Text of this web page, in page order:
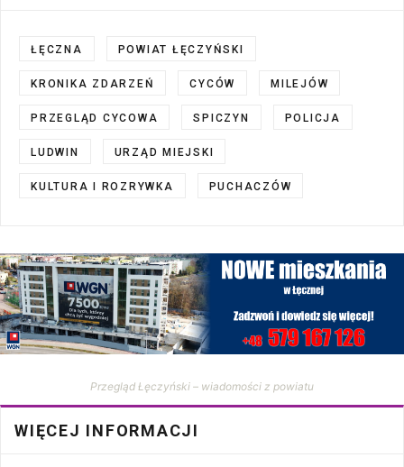
ŁĘCZNA POWIAT ŁĘCZYŃSKI
KRONIKA ZDARZEŃ CYCÓW MILEJÓW
PRZEGLĄD CYCOWA SPICZYN POLICJA
LUDWIN URZĄD MIEJSKI
KULTURA I ROZRYWKA PUCHACZÓW
Przegląd Łęczyński – wiadomości z powiatu
WIĘCEJ INFORMACJI